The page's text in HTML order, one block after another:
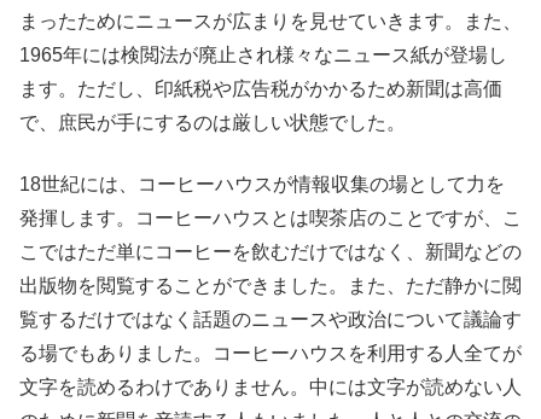
まったためにニュースが広まりを見せていきます。また、
1965年には検閲法が廃止され様々なニュース紙が登場し
ます。ただし、印紙税や広告税がかかるため新聞は高価
で、庶民が手にするのは厳しい状態でした。
18世紀には、コーヒーハウスが情報収集の場として力を
発揮します。コーヒーハウスとは喫茶店のことですが、こ
こではただ単にコーヒーを飲むだけではなく、新聞などの
出版物を閲覧することができました。また、ただ静かに閲
覧するだけではなく話題のニュースや政治について議論す
る場でもありました。コーヒーハウスを利用する人全てが
文字を読めるわけでありません。中には文字が読めない人